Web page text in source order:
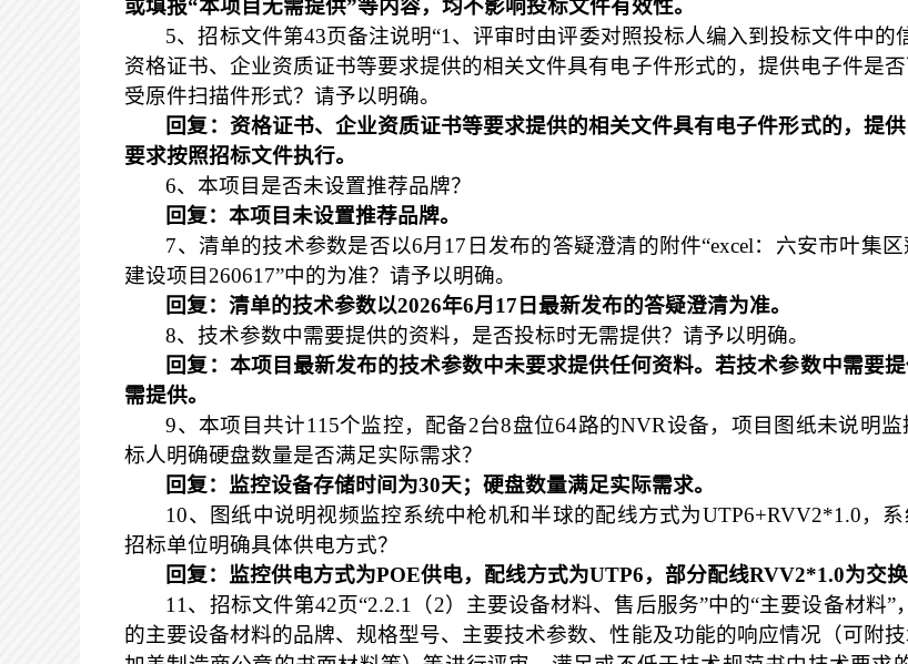
或填报“本项目无需提供”等内容，均不影响投标文件有效性。
5、招标文件第43页备注说明“1 、评审时由评委对照投标人编入到投标文件中的
资格证书、企业资质证书等要求提供的相关文件具有电子件形式的，提供电子件是
受原件扫描件形式？请予以明确。
回复：资格证书、企业资质证书等要求提供的相关文件具有电子件形式的，提
要求按照招标文件执行。
6、本项目是否未设置推荐品牌？
回复：本项目未设置推荐品牌。
7、清单的技术参数是否以6月 17 日发布的答疑澄清的附件“excel：六安市叶集
建设项目260617”中的为准？请予以明确。
回复：清单的技术参数以2026年6月 17 日最新发布的答疑澄清为准。
8、技术参数中需要提供的资料，是否投标时无需提供？请予以明确。
回复：本项目最新发布的技术参数中未要求提供任何资料。若技术参数中需要
需提供。
9、本项目共计115个监控，配备2台8盘位64路的NVR设备，项目图纸未说明
标人明确硬盘数量是否满足实际需求？
回复：监控设备存储时间为30天；硬盘数量满足实际需求。
10、图纸中说明视频监控系统中枪机和半球的配线方式为UTP6+RVV2*1.0，
招标单位明确具体供电方式？
回复：监控供电方式为POE供电，配线方式为UTP6，部分配线RVV2*1.0为交
11 、招标文件第42页“2.2.1 （2）主要设备材料、售后服务”中的“主要设备材料”
的主要设备材料的品牌、规格型号、主要技术参数、性能及功能的响应情况（可附技